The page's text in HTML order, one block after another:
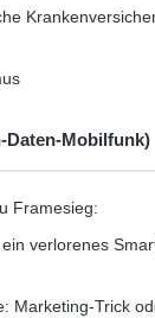
Daten-Mobilfunk)
Framesieg:
verlorenes
Marketing-Trick